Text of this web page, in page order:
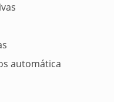
automática